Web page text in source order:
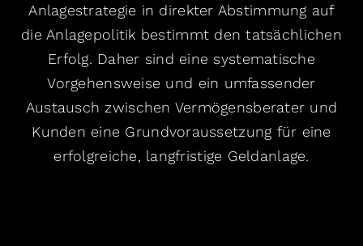
Anlagestrategie in direkter Abstimmung auf
die Anlagepolitik bestimmt den tatsächlichen
Erfolg. Daher sind eine systematische
Vorgehensweise und ein umfassender
Austausch zwischen Vermögensberater und
Kunden eine Grundvoraussetzung für eine
erfolgreiche, langfristige Geldanlage.